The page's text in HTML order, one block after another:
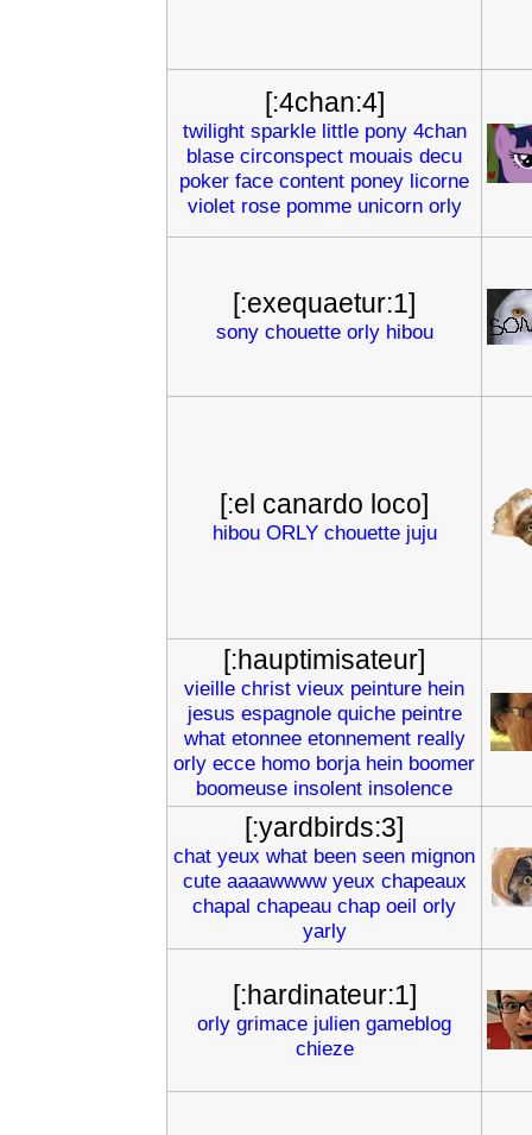
[:4chan:4]
twilight sparkle little pony 4chan
blase circonspect mouais decu
poker face content poney licorne
violet rose pomme unicorn orly
[:exequaetur:1]
sony chouette orly hibou
[:el canardo loco]
hibou ORLY chouette juju
[:hauptimisateur]
vieille christ vieux peinture hein
jesus espagnole quiche peintre
what etonnee etonnement really
orly ecce homo borja hein boomer
boomeuse insolent insolence
[:yardbirds:3]
chat yeux what been seen mignon
cute aaaawwww yeux chapeaux
chapal chapeau chap oeil orly
yarly
[:hardinateur:1]
orly grimace julien gameblog
chieze